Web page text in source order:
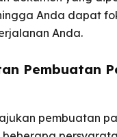
Anda dapat
Anda.
Pembuatan
pembuatan